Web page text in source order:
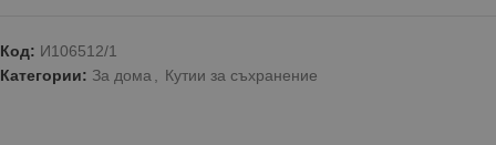
Код: И106512/1
Категории: За дома Кутии за съхранение